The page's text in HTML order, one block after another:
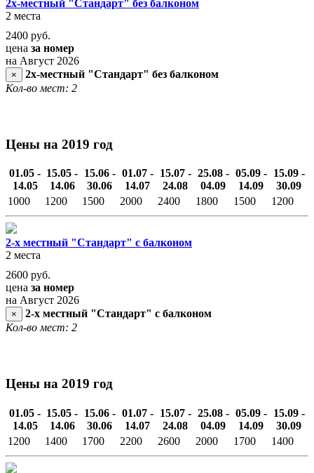
2х-местный "Стандарт" без балконом
2 места
2400 руб.
цена за номер
на Август 2026
×
2х-местный "Стандарт" без балконом
Кол-во мест: 2
Цены на 2019 год
01.05 -
14.05
15.05 -
14.06
15.06 -
30.06
01.07 -
14.07
15.07 -
24.08
25.08 -
04.09
05.09 -
14.09
15.09 -
30.09
1000
1200 1500 2000 2400 1800 1500 1200
2-х местный "Стандарт" с балконом
2 места
2600 руб.
цена за номер
на Август 2026
×
2-х местный "Стандарт" с балконом
Кол-во мест: 2
Цены на 2019 год
01.05 -
14.05
15.05 -
14.06
15.06 -
30.06
01.07 -
14.07
15.07 -
24.08
25.08 -
04.09
05.09 -
14.09
15.09 -
30.09
1200
1400 1700 2200 2600 2000 1700 1400